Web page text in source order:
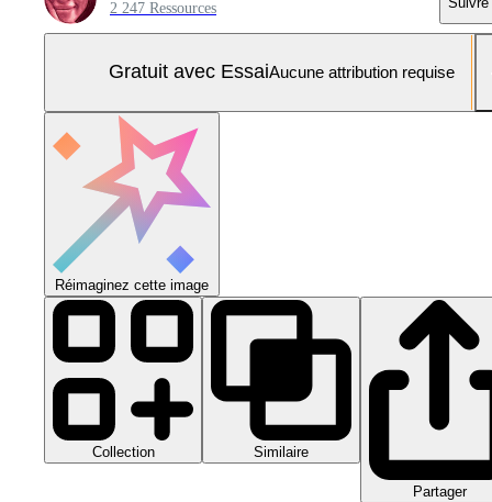
2 247 Ressources
Gratuit avec EssaiAucune attribution requise
Réimaginez cette image
Collection Similaire
Partager